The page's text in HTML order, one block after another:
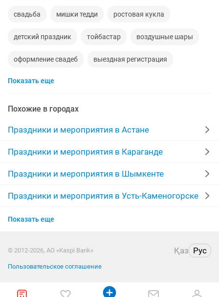
свадьба мишки тедди ростовая кукла
детский праздник тойбастар воздушные шары
оформление свадеб выездная регистрация
танцы кудалык
организации клоун слайд шоу
банкетный зал предложение руки и сердца
воздушный баннер медведь фокусник
организация праздников пригласительные узату
цене гелиевые шары
Показать еще
Похожие в городах
Праздники и мероприятия в Астане
Праздники и мероприятия в Караганде
Праздники и мероприятия в Шымкенте
Праздники и мероприятия в Усть-Каменогорске
Праздники и мероприятия в Актобе
Праздники и мероприятия в Павлодаре
Праздники и мероприятия в Семее
Показать еще
© 2012-2026, АО «Kaspi Bank» Қаз Рус
Пользовательское соглашение